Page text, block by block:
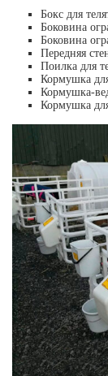
Бокс для
Боковина
Боковина
Передняя
Поилка для
Кормушка
Кормушка-
Кормушка